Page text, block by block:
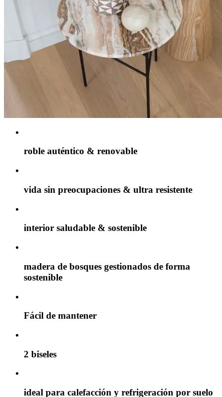
roble auténtico & renovable
vida sin preocupaciones & ultra resistente
interior saludable & sostenible
madera de bosques gestionados de forma
sostenible
Fácil de mantener
2 biseles
ideal para calefacción y refrigeración por suelo